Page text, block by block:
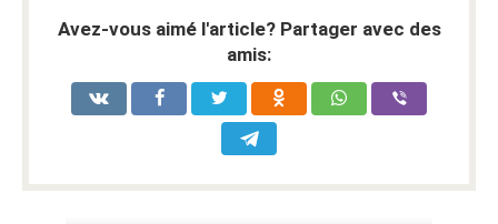
Avez-vous aimé l'article? Partager avec des
amis: